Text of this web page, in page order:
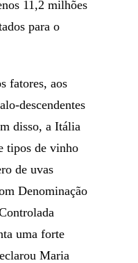
11,2 milhões
para o
fatores, aos
descendentes
disso, a Itália
tipos de vinho
de uvas
Denominação
uma forte
Maria